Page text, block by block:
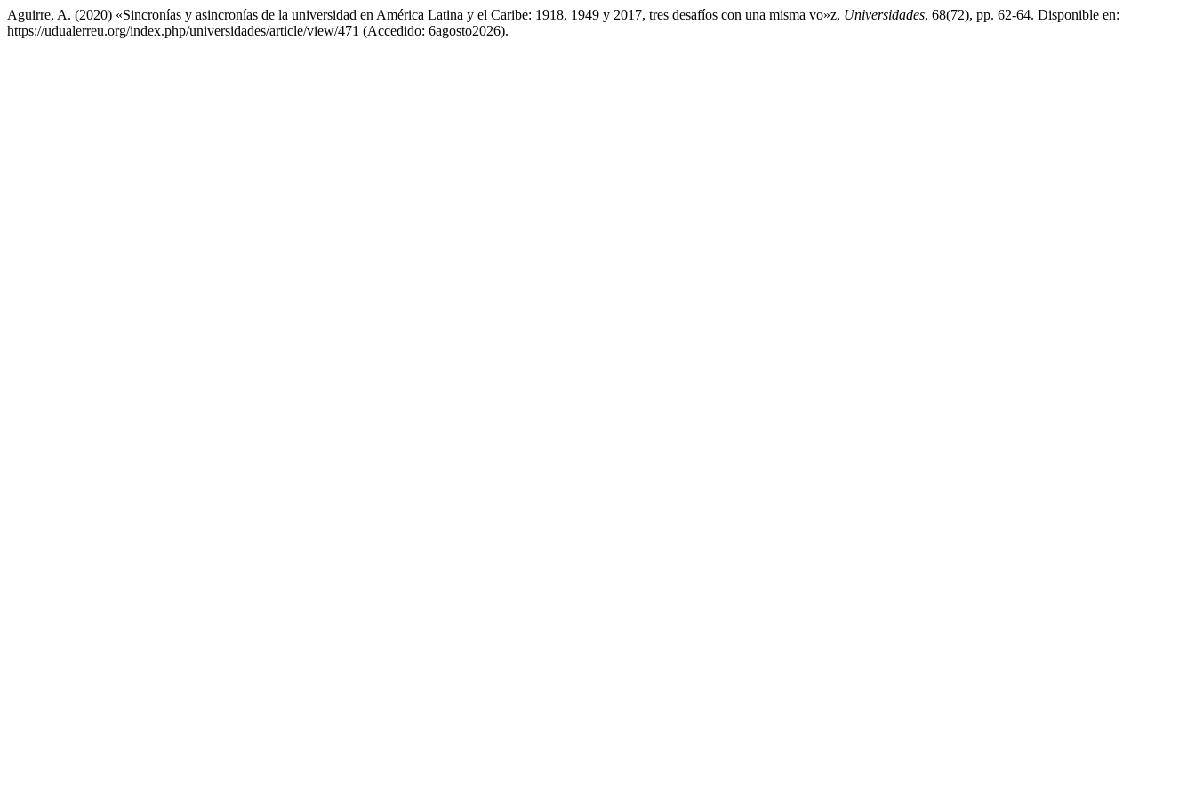
Aguirre, A. (2020) «Sincronías y asincronías de la universidad en América Latina y el Caribe: 1918, 1949 y 2017, tres desafíos con una misma vo»z, Universidades, 68(72), pp. 62-64. Disponible en:
https://udualerreu.org/index.php/universidades/article/view/471 (Accedido: 6agosto2026).